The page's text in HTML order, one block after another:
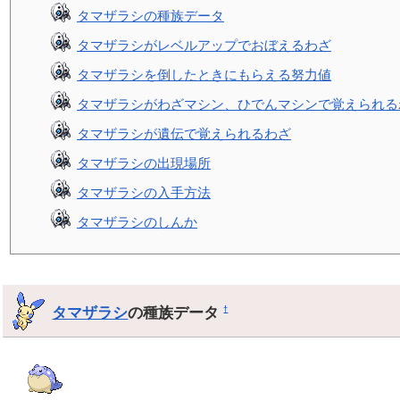
タマザラシの種族データ
タマザラシがレベルアップでおぼえるわざ
タマザラシを倒したときにもらえる努力値
タマザラシがわざマシン、ひでんマシンで覚えられ
タマザラシが遺伝で覚えられるわざ
タマザラシの出現場所
タマザラシの入手方法
タマザラシのしんか
タマザラシの種族データ†